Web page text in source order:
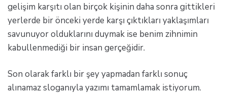
gelişim karşıtı olan birçok kişinin daha sonra gittikleri
yerlerde bir önceki yerde karşı çıktıkları yaklaşımları
savunuyor olduklarını duymak ise benim zihnimin
kabullenmediği bir insan gerçeğidir.
Son olarak farklı bir şey yapmadan farklı sonuç
alınamaz sloganıyla yazımı tamamlamak istiyorum.